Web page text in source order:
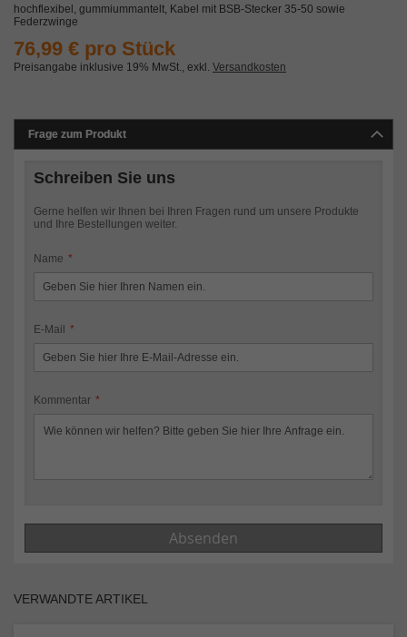
hochflexibel, gummiummantelt, Kabel mit BSB-Stecker 35-50 sowie
Federzwinge
76,99 € pro Stück
Preisangabe inklusive 19% MwSt., exkl. Versandkosten
Frage zum Produkt
Schreiben Sie uns
Gerne helfen wir Ihnen bei Ihren Fragen rund um unsere Produkte
und Ihre Bestellungen weiter.
Name
E-Mail
Kommentar
Absenden
VERWANDTE ARTIKEL